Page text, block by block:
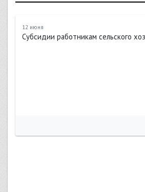
12 июня
Субсидии работникам сельского